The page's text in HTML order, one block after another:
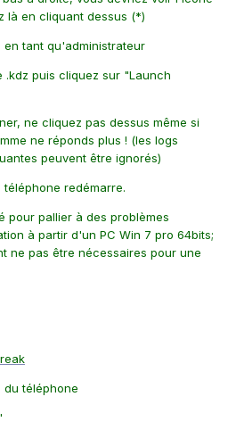
là en cliquant dessus (*)
en tant qu'administrateur
puis cliquez sur "Launch
ne cliquez pas dessus même si
ne réponds plus ! (les logs
peuvent être ignorés)
redémarre.
pour pallier à des problèmes
à partir d'un PC Win 7 pro 64bits;
ne pas être nécessaires pour une
du téléphone